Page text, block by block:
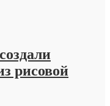
рисовой